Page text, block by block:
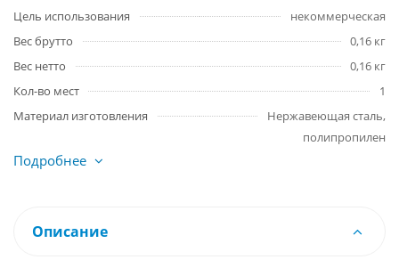
Цель использования
некоммерческая
Вес брутто
0,16 кг
Вес нетто
0,16 кг
Кол-во мест
1
Материал изготовления
Нержавеющая сталь,
полипропилен
Подробнее
Описание